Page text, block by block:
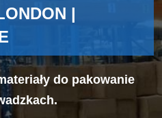
|
do pakowanie